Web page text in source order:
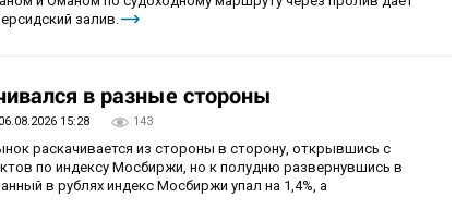
залив.
в разные стороны
06.08.2026 15:28 143
раскачивается из стороны в сторону, открывшись с
по индексу Мосбиржи, но к полудню развернувшись в
в рублях индекс Мосбиржи упал на 1,4%, а